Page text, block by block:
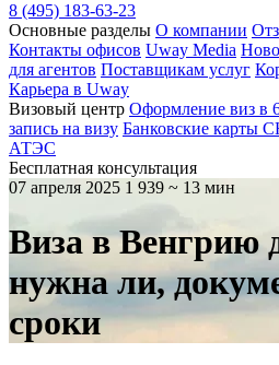
8 (495) 183-63-23
Основные разделы О компании
Контакты офисов Uway Media
для агентов Поставщикам услуг
Карьера в Uway
Визовый центр Оформление виз в
запись на визу Банковские карты
АТЭС
Бесплатная консультация
07 апреля 2025 1 939 ~ 13 мин
Виза в Венгрию
нужна ли,
сроки